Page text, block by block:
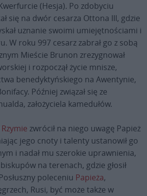
(Hesja). Po zdobyciu
się na dwór cesarza Ottona III, gdzie
uznanie swoimi umiejętnościami i
W roku 997 cesarz zabrał go z sobą
Mieście Brunon zrezygnował
i rozpoczął życie mnisze,
benedyktyńskiego na Awentynie,
Później związał się ze
założyciela kamedułów.
Rzymie zwrócił na niego uwagę Papież
jego cnoty i talenty ustanowił go
i nadał mu szerokie uprawnienia,
na terenach, gdzie głosił
poleceniu Papieża,
Rusi, być może także w